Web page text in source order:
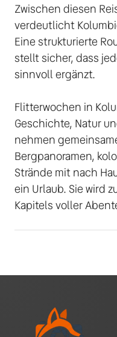
Zwischen diesen
verdeutlicht
Eine strukturierte
stellt sicher, dass
sinnvoll ergänzt.
Flitterwochen in
Geschichte, Natur
nehmen
Bergpanoramen,
Strände mit nach
ein Urlaub. Sie wird
Kapitels voller